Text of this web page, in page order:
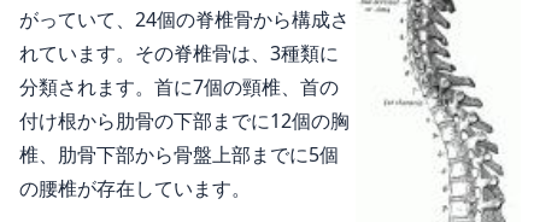
がっていて、24個の脊椎骨から構成さ
れています。その脊椎骨は、3種類に
分類されます。首に7個の頸椎、首の
付け根から肋骨の下部までに12個の胸
椎、肋骨下部から骨盤上部までに5個
の腰椎が存在しています。